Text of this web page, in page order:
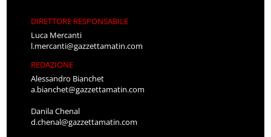
DIRETTORE RESPONSABILE
Luca Mercanti
l.mercanti@gazzettamatin.com
REDAZIONE
Alessandro Bianchet
a.bianchet@gazzettamatin.com
Danila Chenal
d.chenal@gazzettamatin.com